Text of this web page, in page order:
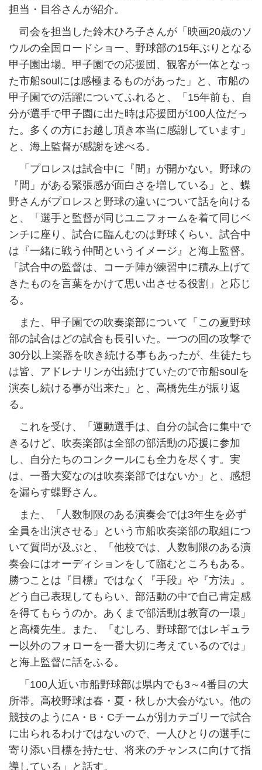
担当・目谷さんが紹介。
司会を担当した鈴木ひろ子さんが「映画20歳のソ
ウルの全国ロードショー、野球部の15年ぶりとなる
甲子園出場。甲子園での応援団、観客が一体となっ
た市船soulには感極まるものがあった」と、市船の
甲子園での活躍についてふれると、「15年前も、自
分が選手で甲子園に出た時は応援団が100人位だっ
た。多くの方にお越し頂き本当に感謝しています」
と、海上監督が感謝を述べる。
「プロレスは試合中に『間』が開かない。野球の
『間」がある緊張感が面白さを増している」と、蝶
野さんがプロレスと野球の違いについて話を向ける
と、「選手と監督が同じユニフォームを着て同じベ
ンチに座り、試合に臨んむのは野球くらい。試合中
は『一緒に戦う仲間というイメージ』と海上監督。
「試合中の監督は、コーチ陣が練習中に積み上げて
きたものを言葉をかけて思い出させる役割」と応じ
る。
また、甲子園での吹奏楽部について「この夏野球
部の試合はどの試合も長引いた。一つの回の攻撃で
30分以上楽器を吹き続ける事もあったが、生徒たち
は皆、アドレナリンが出続けていたので市船soulを
演奏し続ける事が出来た」と、高橋先生が振り返
る。
これを受け、「運動選手は、自分の試合に集中で
きるけど、吹奏楽部は全部の部活動の応援に参加
し、自分たちのコンクールにも全力を尽くす。実
は、一番大変なのは吹奏楽部ではないか」と、感想
を漏らす蝶野さん。
また、「人数制限のある演奏会では3年生を必ず
全員を出演させる」という市船吹奏楽部の取組につ
いて質問が及ぶと、「他校では、人数制限のある演
奏会にはオーディションをして臨むところもある。
勝つことは『目標』ではなく『手段』や『方法』。
どう自己表現してもらい、部活動の中で自己肯定感
を得てもらうのか。あくまで部活動は教育の一環」
と高橋先生。また、「むしろ、野球部ではレギュラ
ー以外のフォローを一番大切に考えているのでは」
と海上監督に話をふる。
「100人近い市船野球部は県内でも3～4番目の大
所帯。高校野球は春・夏・秋しか大会がない。他の
競技のようにA・B・Cチームが別カテゴリーで試合
に出られるわけではないので、一人ひとりの選手に
寄り添い目標を持たせ、将来のチャンスに向けて指
導している」と話す。